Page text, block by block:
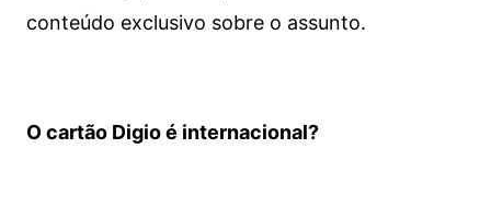
conteúdo exclusivo sobre o assunto.
O cartão Digio é internacional?